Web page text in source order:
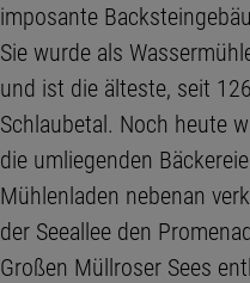
imposante
Sie wurde als
und ist die älteste, seit
Schlaubetal. Noch heute
die umliegenden
Mühlenladen nebenan
der Seeallee den
Großen Müllroser Sees